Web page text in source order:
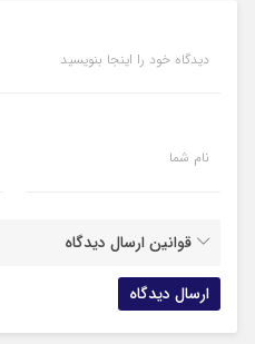
دیدگاه خود را اینجا بنویسید
نام شما
قوانین ارسال دیدگاه